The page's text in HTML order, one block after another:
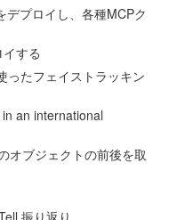
プロイし、各種MCPク
する
ったフェイストラッキン
an international
オブジェクトの前後を取
振り返り